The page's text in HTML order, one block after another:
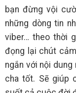
bạn đừng vội
những dòng tin
viber… theo thời
đọng lại chút
ngắn với nội dung
cha tốt. Sẽ giúp